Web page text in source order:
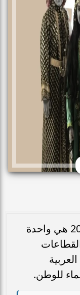
إجازة يوم التأسيس السعودي 2026 هي واحدة
للوطن.